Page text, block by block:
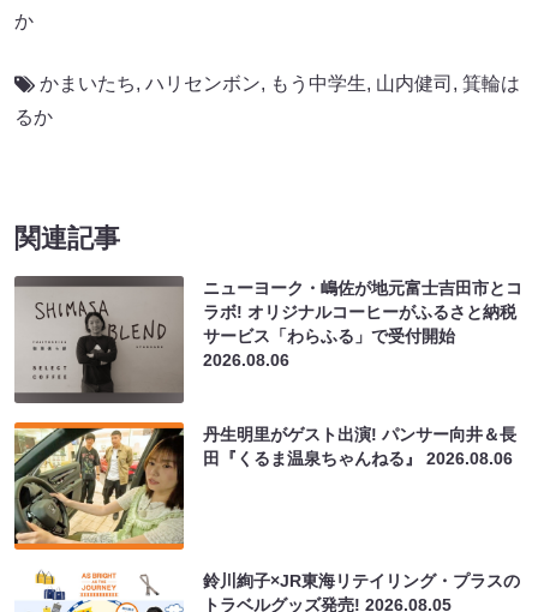
か
かまいたち, ハリセンボン, もう中学生, 山内健司 , 箕輪は
るか
関連記事
ニューヨーク・嶋佐が地元富士吉田市とコ
ラボ! オリジナルコーヒーがふるさと納税
サービス「わらふる」で受付開始
2026.08.06
丹生明里がゲスト出演! パンサー向井＆長
田『くるま温泉ちゃんねる』2026.08.06
鈴川絢子×JR東海リテイリング・プラスの
トラベルグッズ発売!2026.08.05